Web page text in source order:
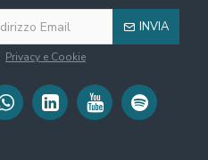
INVIA
Privacy e Cookie